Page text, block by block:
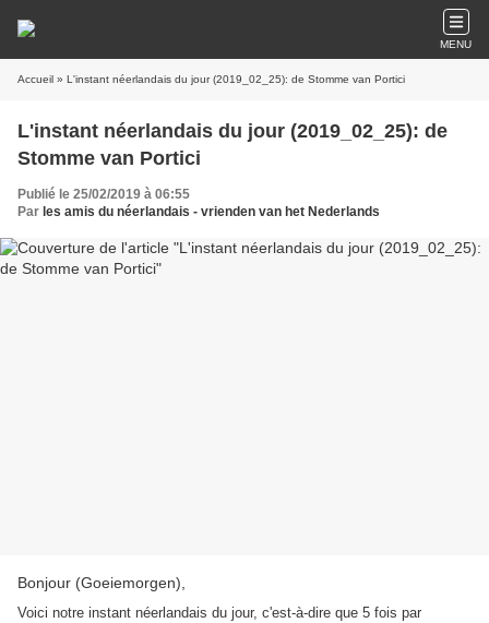
MENU
Accueil » L'instant néerlandais du jour (2019_02_25): de Stomme van Portici
L'instant néerlandais du jour (2019_02_25): de
Stomme van Portici
Publié le 25/02/2019 à 06:55
Par les amis du néerlandais - vrienden van het Nederlands
Bonjour (Goeiemorgen),
Voici notre instant néerlandais du jour, c'est-à-dire que 5 fois par